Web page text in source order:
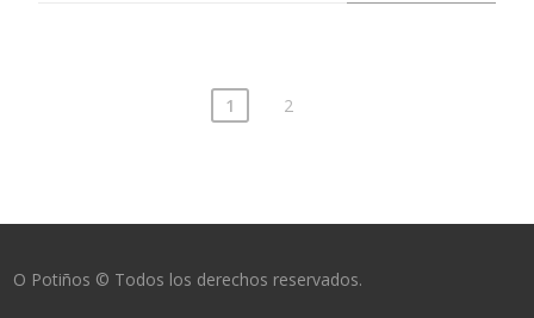
1 2
O Potiños © Todos los derechos reservados.